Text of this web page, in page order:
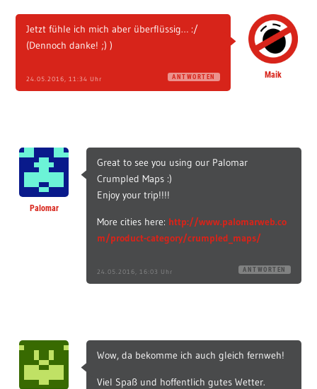
Maik
Jetzt fühle ich mich aber überflüssig… :/
(Dennoch danke! ;) )
24.05.2016, 11:34 Uhr ANTWORTEN
Palomar
Great to see you using our Palomar
Crumpled Maps :)
Enjoy your trip!!!!
More cities here: http://www.palomarweb.co
m/product-category/crumpled_maps/
24.05.2016, 16:03 Uhr ANTWORTEN
Wow, da bekomme ich auch gleich fernweh!
Viel Spaß und hoffentlich gutes Wetter.